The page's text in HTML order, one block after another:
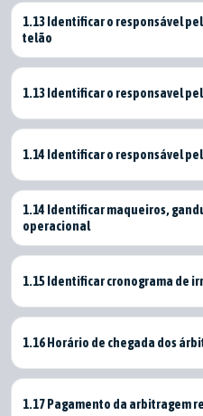
1.13 Identificar o responsável
telão
1.13 Identificar o responsavel
1.14 Identificar o responsável
1.14 Identificar maqueiros,
operacional
1.15 Identificar cronograma de
1.16 Horário de chegada dos
1.17 Pagamento da arbitragem